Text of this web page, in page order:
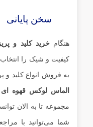
سخن پایانی
هنگامخرید کلید و
کیفیت و شیک را
به فروش انواع کلید و
الماس لوکس قهوه ای
مجموعه تا به الان
شما می‌توانید با